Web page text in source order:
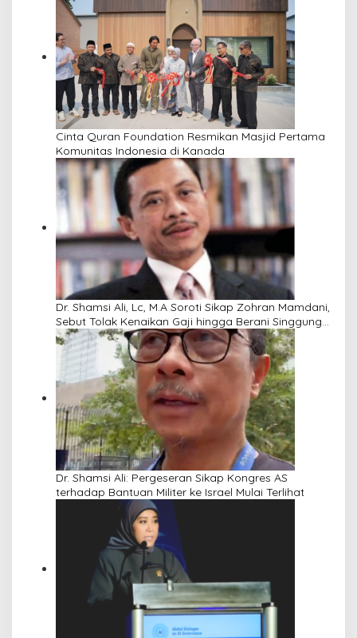
Cinta Quran Foundation Resmikan Masjid Pertama
Komunitas Indonesia di Kanada
Dr. Shamsi Ali, Lc, M.A Soroti Sikap Zohran Mamdani,
Sebut Tolak Kenaikan Gaji hingga Berani Singgung
Netanyahu
Dr. Shamsi Ali: Pergeseran Sikap Kongres AS
terhadap Bantuan Militer ke Israel Mulai Terlihat